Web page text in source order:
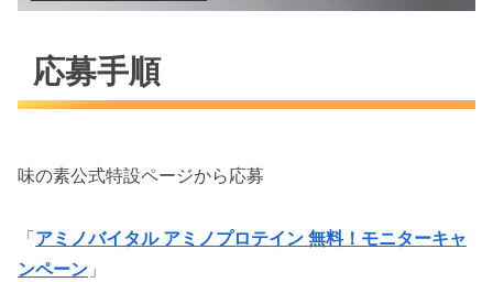
応募手順
味の素公式特設ページから応募
「アミノバイタル アミノプロテイン 無料！モニターキャ
ンペーン 」